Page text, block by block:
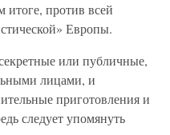
против всей
Европы.
или публичные,
лицами, и
приготовления и
следует упомянуть